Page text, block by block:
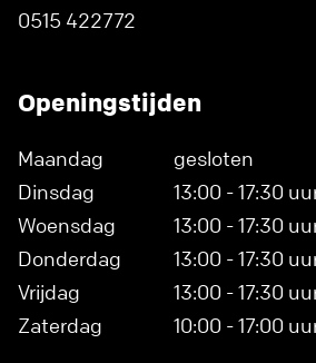
0515 422772
Openingstijden
Maandag
gesloten
Dinsdag
13:00 - 17:30
Woensdag
13:00 - 17:30
Donderdag
13:00 - 17:30
Vrijdag
13:00 - 17:30
Zaterdag
10:00 - 17:00